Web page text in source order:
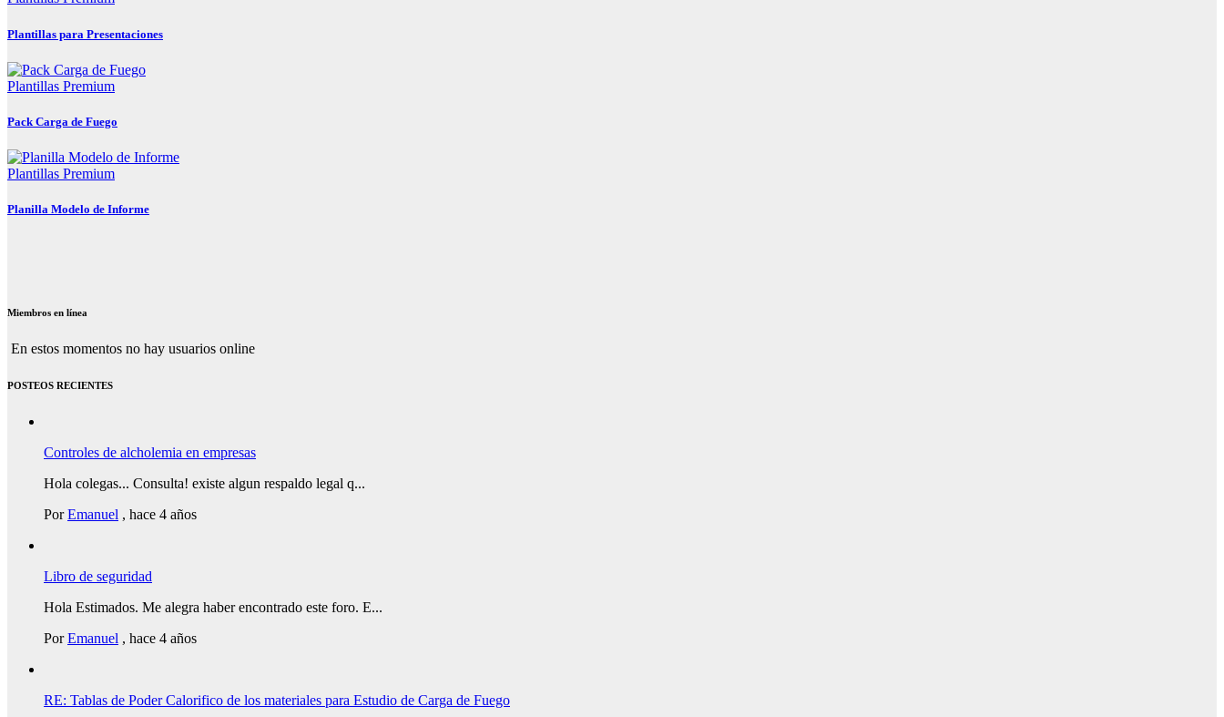
Plantillas para Presentaciones
Plantillas Premium
Pack Carga de Fuego
Plantillas Premium
Planilla Modelo de Informe
Miembros en línea
En estos momentos no hay usuarios online
POSTEOS RECIENTES
Controles de alcholemia en empresas
Hola colegas... Consulta! existe algun respaldo legal q...
PorEmanuel , hace 4 años
Libro de seguridad
Hola Estimados. Me alegra haber encontrado este foro. E...
PorEmanuel , hace 4 años
RE: Tablas de Poder Calorifico de los materiales para Estudio de Carga de Fuego